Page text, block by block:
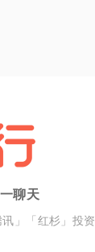
聊天
讯」「红杉」投资